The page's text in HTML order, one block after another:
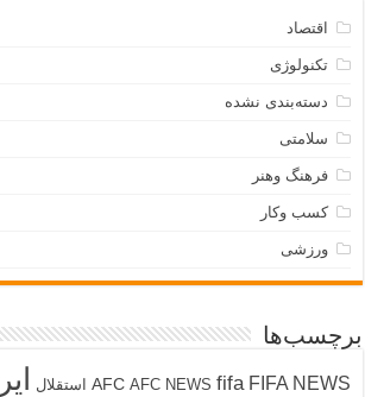
اقتصاد
تکنولوژی
دسته‌بندی نشده
سلامتی
فرهنگ وهنر
کسب وکار
ورزشی
برچسب‌ها
AFC AFC NEWS fifa FIFA NEWS استقلال